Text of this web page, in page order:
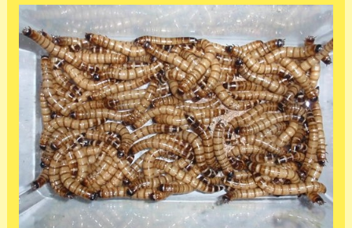
デュビア10匹
330円
デュビア50匹
1,500円
デュビア100匹
3,000円
在庫切れ
商品の説明
安心安全な国産デュビアです。
M～Lサイズです。
ジャイアントミルワーム